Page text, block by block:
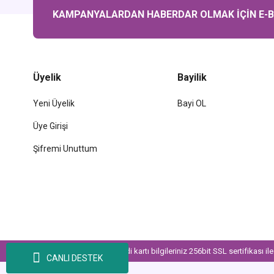
CANLI DESTEK
KAMPANYALARDAN HABERDAR OLMAK İÇİN E-
Üyelik
Yeni Üyelik
Üye Girişi
Şifremi Unuttum
Bayilik
Bayi OL
© Tüm Hakları Saklıdır. Kredi kartı bilgileriniz 256bit SSL sertifikası